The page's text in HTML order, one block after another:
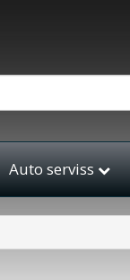
Auto serviss